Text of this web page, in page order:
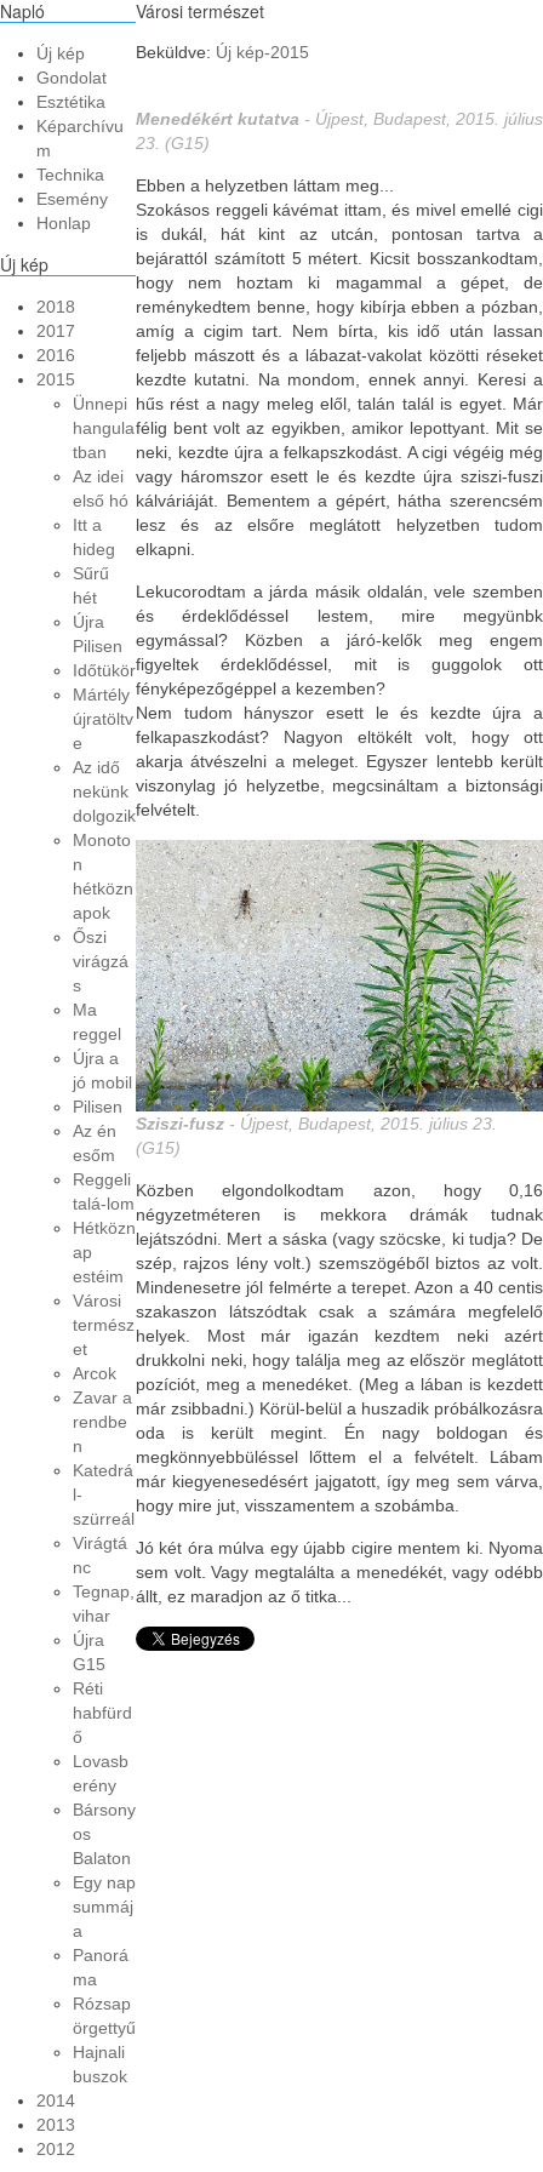
Városi természet
Beküldve: Új kép-2015
Menedékért kutatva - Újpest, Budapest, 2015. július
23. (G15)
Ebben a helyzetben láttam meg...
Szokásos reggeli kávémat ittam, és mivel emellé cigi
is dukál, hát kint az utcán, pontosan tartva a
bejárattól számított 5 métert. Kicsit bosszankodtam,
hogy nem hoztam ki magammal a gépet, de
reménykedtem benne, hogy kibírja ebben a pózban,
amíg a cigim tart. Nem bírta, kis idő után lassan
feljebb mászott és a lábazat-vakolat közötti réseket
kezdte kutatni. Na mondom, ennek annyi. Keresi a
hűs rést a nagy meleg elől, talán talál is egyet. Már
félig bent volt az egyikben, amikor lepottyant. Mit se
neki, kezdte újra a felkapszkodást. A cigi végéig még
vagy háromszor esett le és kezdte újra sziszi-fuszi
kálváriáját. Bementem a gépért, hátha szerencsém
lesz és az elsőre meglátott helyzetben tudom
elkapni.
Lekucorodtam a járda másik oldalán, vele szemben
és érdeklődéssel lestem, mire megyünbk
egymással? Közben a járó-kelők meg engem
figyeltek érdeklődéssel, mit is guggolok ott
fényképezőgéppel a kezemben?
Nem tudom hányszor esett le és kezdte újra a
felkapaszkodást? Nagyon eltökélt volt, hogy ott
akarja átvészelni a meleget. Egyszer lentebb került
viszonylag jó helyzetbe, megcsináltam a biztonsági
felvételt.
Sziszi-fusz - Újpest, Budapest, 2015. július 23.
(G15)
Közben elgondolkodtam azon, hogy 0,16
négyzetméteren is mekkora drámák tudnak
lejátszódni. Mert a sáska (vagy szöcske, ki tudja? De
szép, rajzos lény volt.) szemszögéből biztos az volt.
Mindenesetre jól felmérte a terepet. Azon a 40 centis
szakaszon látszódtak csak a számára megfelelő
helyek. Most már igazán kezdtem neki azért
drukkolni neki, hogy találja meg az először meglátott
pozíciót, meg a menedéket. (Meg a lában is kezdett
már zsibbadni.) Körül-belül a huszadik próbálkozásra
oda is került megint. Én nagy boldogan és
megkönnyebbüléssel lőttem el a felvételt. Lábam
már kiegyenesedésért jajgatott, így meg sem várva,
hogy mire jut, visszamentem a szobámba.
Jó két óra múlva egy újabb cigire mentem ki. Nyoma
sem volt. Vagy megtalálta a menedékét, vagy odébb
állt, ez maradjon az ő titka...
Napló
Új kép
Gondolat
Esztétika
Képarchívu
m
Technika
Esemény
Honlap
Új kép
2018
2017
2016
2015
Ünnepi
hangula
tban
Az idei
első hó
Itt a
hideg
Sűrű
hét
Újra
Pilisen
Időtükör
Mártély
újratöltv
e
Az idő
nekünk
dolgozik
Monoto
n
hétközn
apok
Őszi
virágzá
s
Ma
reggel
Újra a
jó mobil
Pilisen
Az én
esőm
Reggeli
talá-lom
Hétközn
ap
estéim
Városi
termész
et
Arcok
Zavar a
rendbe
n
Katedrá
l-
szürreál
Virágtá
nc
Tegnap,
vihar
Újra
G15
Réti
habfürd
ő
Lovasb
erény
Bársony
os
Balaton
Egy nap
summáj
a
Panorá
ma
Rózsap
örgettyű
Hajnali
buszok
2014
2013
2012